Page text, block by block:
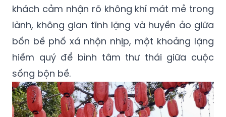
khách cảm nhận rõ không khí mát mẻ trong
lành, không gian tĩnh lặng và huyền ảo giữa
bốn bề phố xá nhộn nhịp, một khoảng lặng
hiếm quý để bình tâm thư thái giữa cuộc
sống bộn bề.